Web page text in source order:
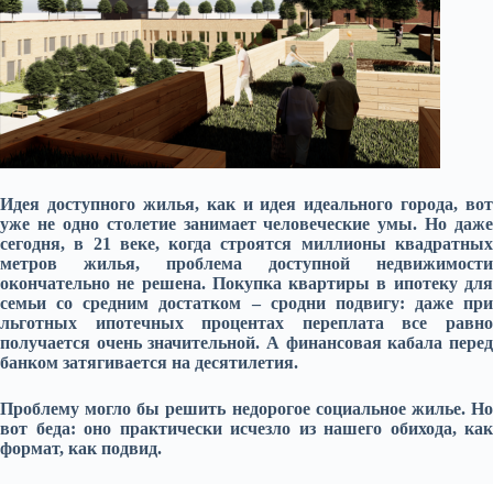
Идея доступного жилья, как и идея идеального города, вот
уже не одно столетие занимает человеческие умы. Но даже
сегодня, в 21 веке, когда строятся миллионы квадратных
метров жилья, проблема доступной недвижимости
окончательно не решена. Покупка квартиры в ипотеку для
семьи со средним достатком – сродни подвигу: даже при
льготных ипотечных процентах переплата все равно
получается очень значительной. А финансовая кабала перед
банком затягивается на десятилетия.
Проблему могло бы решить недорогое социальное жилье. Но
вот беда: оно практически исчезло из нашего обихода, как
формат, как подвид.